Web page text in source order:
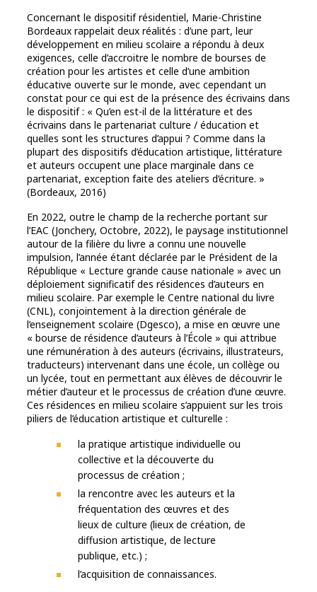
Concernant le dispositif résidentiel, Marie-Christine
Bordeaux rappelait deux réalités : d’une part, leur
développement en milieu scolaire a répondu à deux
exigences, celle d’accroitre le nombre de bourses de
création pour les artistes et celle d’une ambition
éducative ouverte sur le monde, avec cependant un
constat pour ce qui est de la présence des écrivains dans
le dispositif : « Qu’en est-il de la littérature et des
écrivains dans le partenariat culture / éducation et
quelles sont les structures d’appui ? Comme dans la
plupart des dispositifs d’éducation artistique, littérature
et auteurs occupent une place marginale dans ce
partenariat, exception faite des ateliers d’écriture. »
(Bordeaux, 2016)
En 2022, outre le champ de la recherche portant sur
l’EAC (Jonchery, Octobre, 2022), le paysage institutionnel
autour de la filière du livre a connu une nouvelle
impulsion, l’année étant déclarée par le Président de la
République « Lecture grande cause nationale » avec un
déploiement significatif des résidences d’auteurs en
milieu scolaire. Par exemple le Centre national du livre
(CNL), conjointement à la direction générale de
l’enseignement scolaire (Dgesco), a mise en œuvre une
« bourse de résidence d’auteurs à l’École » qui attribue
une rémunération à des auteurs (écrivains, illustrateurs,
traducteurs) intervenant dans une école, un collège ou
un lycée, tout en permettant aux élèves de découvrir le
métier d’auteur et le processus de création d’une œuvre.
Ces résidences en milieu scolaire s’appuient sur les trois
piliers de l’éducation artistique et culturelle :
la pratique artistique individuelle ou
collective et la découverte du
processus de création ;
la rencontre avec les auteurs et la
fréquentation des œuvres et des
lieux de culture (lieux de création, de
diffusion artistique, de lecture
publique, etc.) ;
l’acquisition de connaissances.